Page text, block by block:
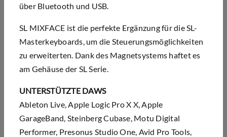
über Bluetooth und USB.
SL MIXFACE ist die perfekte Ergänzung für die SL-
Masterkeyboards, um die Steuerungsmöglichkeiten
zu erweiterten. Dank des Magnetsystems haftet es
am Gehäuse der SL Serie.
UNTERSTÜTZTE DAWS
Ableton Live, Apple Logic Pro X X, Apple
GarageBand, Steinberg Cubase, Motu Digital
Performer, Presonus Studio One, Avid Pro Tools,